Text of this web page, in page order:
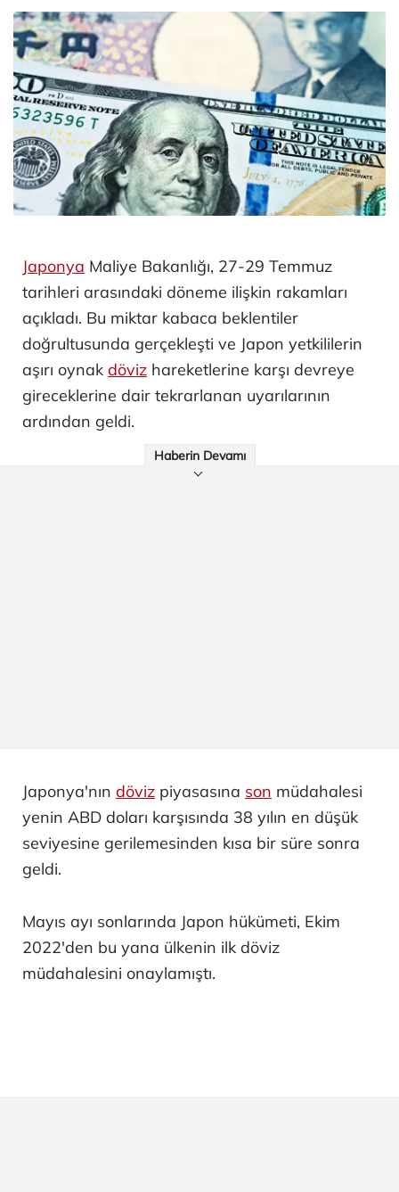
Japonya Maliye Bakanlığı, 27-29 Temmuz
tarihleri arasındaki döneme ilişkin rakamları
açıkladı. Bu miktar kabaca beklentiler
doğrultusunda gerçekleşti ve Japon yetkililerin
aşırı oynak döviz hareketlerine karşı devreye
gireceklerine dair tekrarlanan uyarılarının
ardından geldi.
Haberin Devamı
Japonya'nın döviz piyasasına son müdahalesi
yenin ABD doları karşısında 38 yılın en düşük
seviyesine gerilemesinden kısa bir süre sonra
geldi.
Mayıs ayı sonlarında Japon hükümeti, Ekim
2022'den bu yana ülkenin ilk döviz
müdahalesini onaylamıştı.